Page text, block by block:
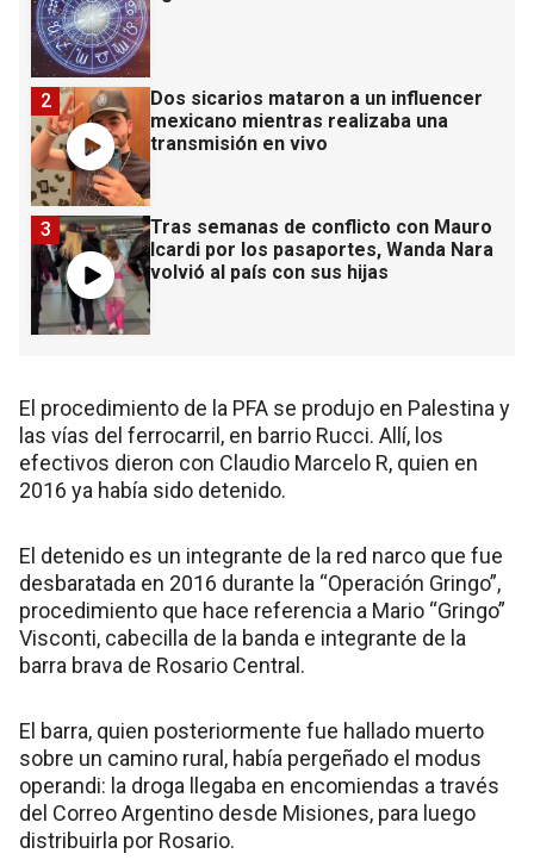
Dos sicarios mataron a un influencer
mexicano mientras realizaba una
transmisión en vivo
2
Tras semanas de conflicto con Mauro
Icardi por los pasaportes, Wanda Nara
volvió al país con sus hijas
3
El procedimiento de la PFA se produjo en Palestina y
las vías del ferrocarril, en barrio Rucci. Allí, los
efectivos dieron con Claudio Marcelo R, quien en
2016 ya había sido detenido.
El detenido es un integrante de la red narco que fue
desbaratada en 2016 durante la “Operación Gringo”,
procedimiento que hace referencia a Mario “Gringo”
Visconti, cabecilla de la banda e integrante de la
barra brava de Rosario Central.
El barra, quien posteriormente fue hallado muerto
sobre un camino rural, había pergeñado el modus
operandi: la droga llegaba en encomiendas a través
del Correo Argentino desde Misiones, para luego
distribuirla por Rosario.